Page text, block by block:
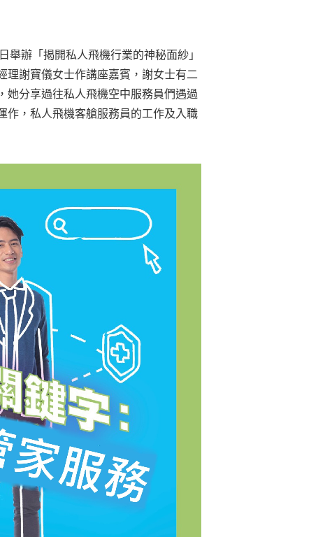
舉辦「揭開私人飛機行業的神秘面紗」
理謝寶儀女士作講座嘉賓，謝女士有二
她分享過往私人飛機空中服務員們遇過
作，私人飛機客艙服務員的工作及入職